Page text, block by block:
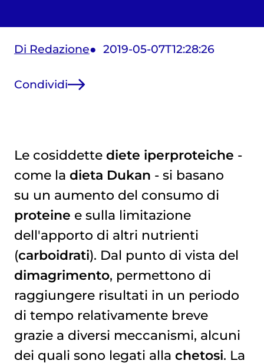
Di Redazione 2019-05-07T12:28:26
Condividi
Le cosiddette diete iperproteiche -
come la dieta Dukan - si basano
su un aumento del consumo di
proteine e sulla limitazione
dell'apporto di altri nutrienti
(carboidrati). Dal punto di vista del
dimagrimento, permettono di
raggiungere risultati in un periodo
di tempo relativamente breve
grazie a diversi meccanismi, alcuni
dei quali sono legati alla chetosi. La